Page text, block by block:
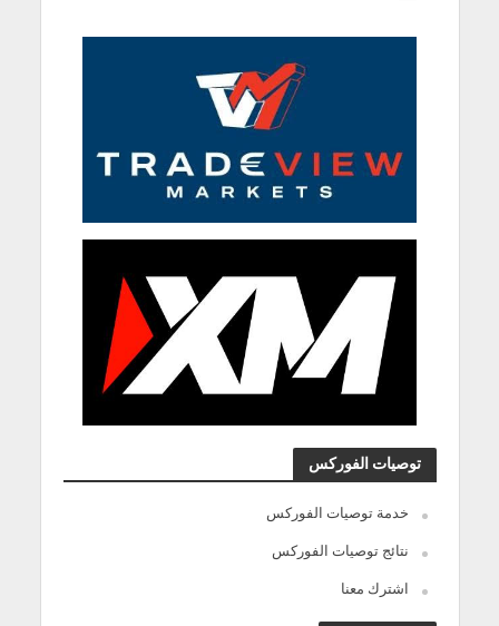
توصيات الفوركس
خدمة توصيات الفوركس
نتائج توصيات الفوركس
اشترك معنا